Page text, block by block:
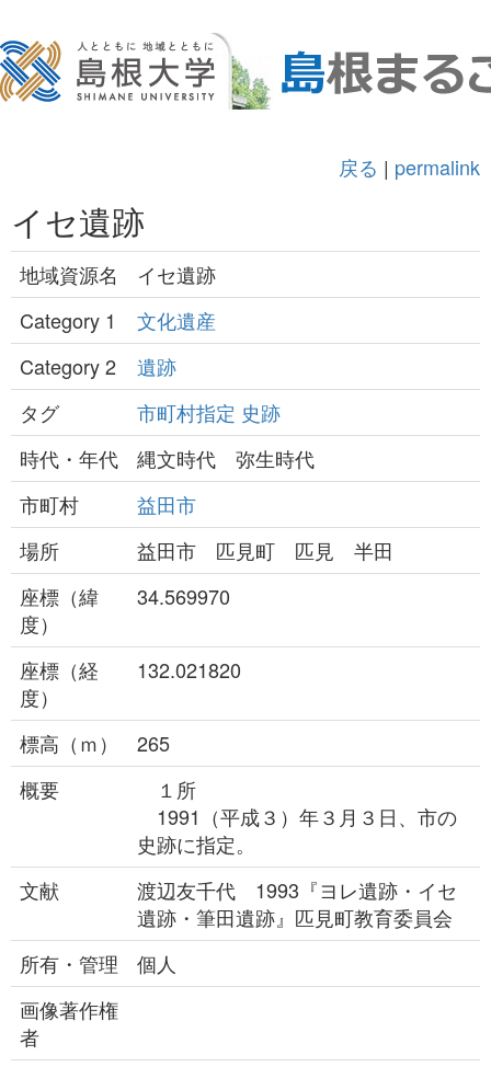
戻る | permalink
イセ遺跡
地域資源名
イセ遺跡
Category 1
文化遺産
Category 2
遺跡
タグ
市町村指定 史跡
時代・年代
縄文時代 弥生時代
市町村
益田市
場所
益田市 匹見町 匹見 半田
座標（緯
度）
34.569970
座標（経
度）
132.021820
標高（ｍ）
265
概要
１所
1991（平成３）年３月３日、市の
史跡に指定。
文献
渡辺友千代 1993『ヨレ遺跡・イセ
遺跡・筆田遺跡』匹見町教育委員会
所有・管理
個人
画像著作権
者